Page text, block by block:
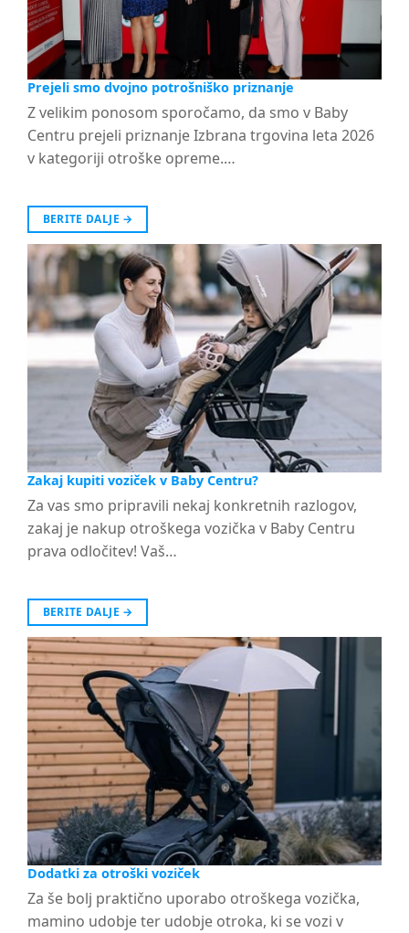
Prejeli smo dvojno potrošniško priznanje
Z velikim ponosom sporočamo, da smo v Baby
Centru prejeli priznanje Izbrana trgovina leta 2026
v kategoriji otroške opreme.…
BERITE DALJE →
Zakaj kupiti voziček v Baby Centru?
Za vas smo pripravili nekaj konkretnih razlogov,
zakaj je nakup otroškega vozička v Baby Centru
prava odločitev! Vaš…
BERITE DALJE →
Dodatki za otroški voziček
Za še bolj praktično uporabo otroškega vozička,
mamino udobje ter udobje otroka, ki se vozi v